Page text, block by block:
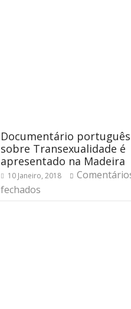
Documentário português
sobre Transexualidade é
apresentado na Madeira
10 Janeiro, 2018
fechados